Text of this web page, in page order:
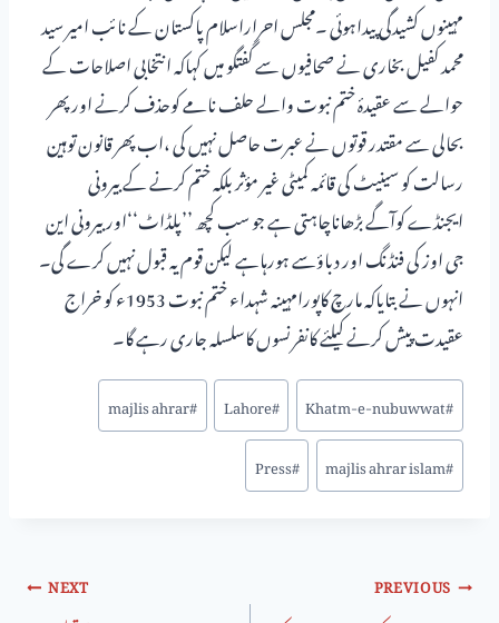
مہینوں کشیدگی پیداہوئی ۔مجلس احراراسلام پاکستان کے نائب امیر سید
محمد کفیل بخاری نے صحافیوں سے گفتگو میں کہاکہ انتخابی اصلاحات کے
حوالے سے عقیدۂ ختم نبوت والے حلف نامے کوحذف کرنے اورپھر
بحالی سے مقتدر قوتوں نے عبرت حاصل نہیں کی ،اب پھر قانون توہین
رسالت کو سینیٹ کی قائمہ کمیٹی غیر مؤثر بلکہ ختم کرنے کے بیرونی
ایجنڈے کوآگے بڑھاناچاہتی ہے جو سب کچھ ’’پلڈاٹ‘‘اور بیرونی این
جی اوز کی فنڈنگ اور دباؤسے ہورہاہے لیکن قوم یہ قبول نہیں کرے گی۔
انہوں نے بتایاکہ مارچ کاپورامہینہ شہداء ختم نبوت 1953ء کو خراج
عقیدت پیش کرنے کیلئے کانفرنسوں کاسلسلہ جاری رہے گا۔
#
Khatm-e-nubuwwat
#
Lahore
#
majlis ahrar
#
majlis ahrar islam
#
Press
PREVIOUS
NEXT